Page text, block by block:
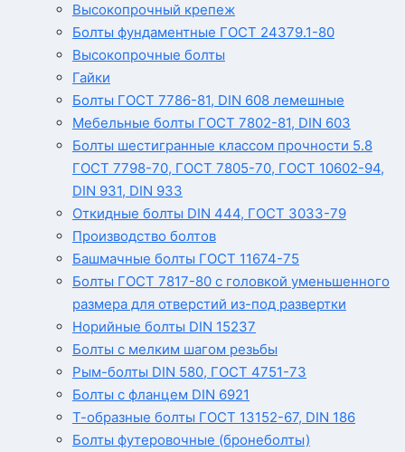
Высокопрочный крепеж
Болты фундаментные ГОСТ 24379.1-80
Высокопрочные болты
Гайки
Болты ГОСТ 7786-81, DIN 608 лемешные
Мебельные болты ГОСТ 7802-81, DIN 603
Болты шестигранные классом прочности 5.8
ГОСТ 7798-70, ГОСТ 7805-70, ГОСТ 10602-94,
DIN 931, DIN 933
Откидные болты DIN 444, ГОСТ 3033-79
Производство болтов
Башмачные болты ГОСТ 11674-75
Болты ГОСТ 7817-80 с головкой уменьшенного
размера для отверстий из-под развертки
Норийные болты DIN 15237
Болты с мелким шагом резьбы
Рым-болты DIN 580, ГОСТ 4751-73
Болты с фланцем DIN 6921
Т-образные болты ГОСТ 13152-67, DIN 186
Болты футеровочные (бронеболты)